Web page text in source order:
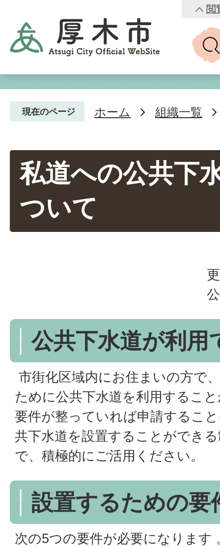
閲
現在のページ ホーム 組織一覧
私道への公共下
ついて
公共下水道が利用
市街化区域内にお住まいの方で
ために公共下水道を利用するこ
要件が整っていれば申請するこ
共下水道を設置することができ
で、積極的にご活用ください。
設置するための要
次の5つの要件が必要になります